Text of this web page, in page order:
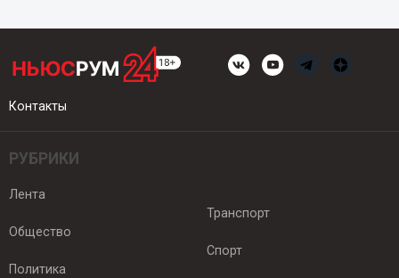
Контакты
РУБРИКИ
Лента
Общество
Политика
Транспорт
Спорт